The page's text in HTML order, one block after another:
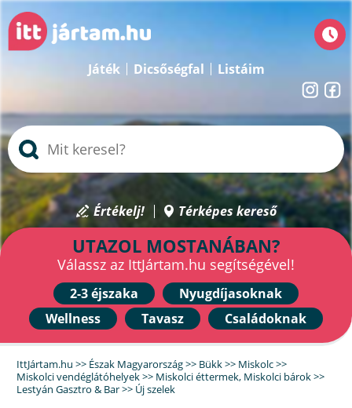
Játék Dicsőségfal Listáim
Értékelj! Térképes kereső
UTAZOL MOSTANÁBAN?
Válassz az IttJártam.hu segítségével!
2-3 éjszaka
Nyugdíjasoknak
Wellness
Tavasz Családoknak
IttJártam.hu >> Észak Magyarország>> Bükk>> Miskolc>>
Miskolci vendéglátóhelyek>> Miskolci éttermek, Miskolci bárok>>
Lestyán Gasztro & Bar>> Új szelek